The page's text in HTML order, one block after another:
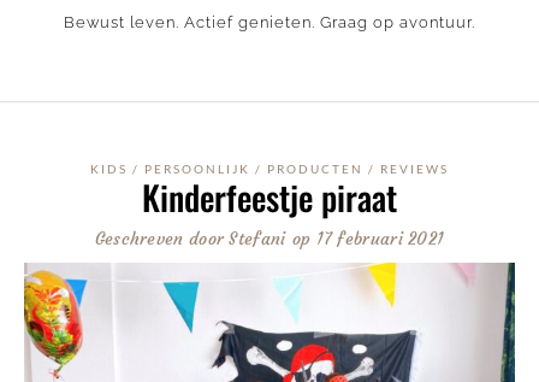
Bewust leven. Actief genieten. Graag op avontuur.
KIDS / PERSOONLIJK / PRODUCTEN / REVIEWS
Kinderfeestje piraat
Geschreven doorStefani op 17 februari 2021